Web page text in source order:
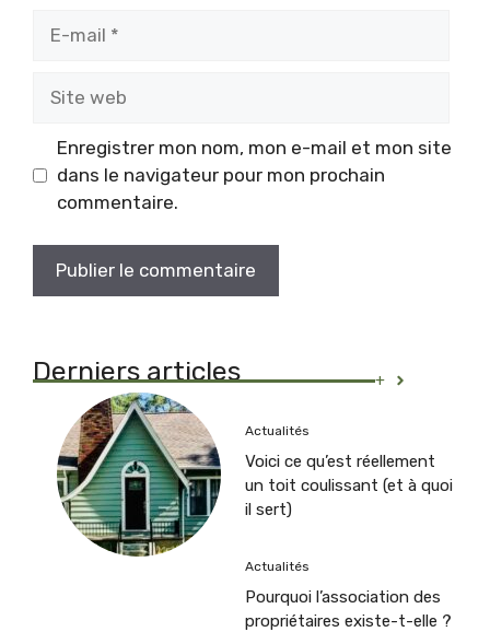
Enregistrer mon nom, mon e-mail et mon site
dans le navigateur pour mon prochain
commentaire.
Derniers articles +
Actualités
Voici ce qu’est réellement
un toit coulissant (et à quoi
il sert)
Actualités
Pourquoi l’association des
propriétaires existe-t-elle ?